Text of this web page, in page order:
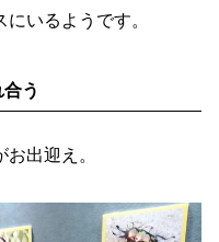
いるようです。
う
出迎え。